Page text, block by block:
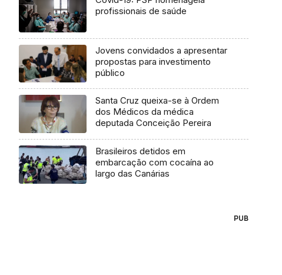
profissionais de saúde
Jovens convidados a apresentar
propostas para investimento
público
Santa Cruz queixa-se à Ordem
dos Médicos da médica
deputada Conceição Pereira
Brasileiros detidos em
embarcação com cocaína ao
largo das Canárias
PUB